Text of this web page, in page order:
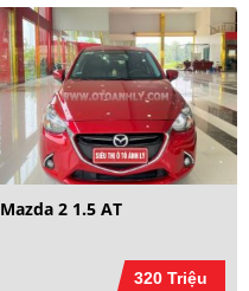
Mazda 2 1.5 AT
320 Triệu